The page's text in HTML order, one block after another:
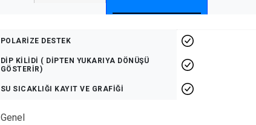
POLARİZE DESTEK
DİP KİLİDİ ( DİPTEN YUKARIYA DÖNÜŞÜ
GÖSTERİR)
SU SICAKLIĞI KAYIT VE GRAFİĞİ
Genel